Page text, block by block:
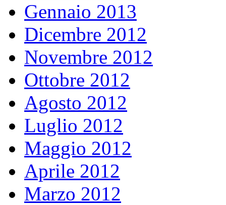
Gennaio 2013
Dicembre 2012
Novembre 2012
Ottobre 2012
Agosto 2012
Luglio 2012
Maggio 2012
Aprile 2012
Marzo 2012